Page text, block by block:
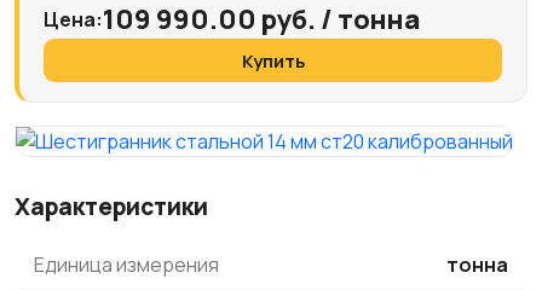
Цена:109 990.00 руб. / тонна
Купить
Характеристики
Единица измерения тонна